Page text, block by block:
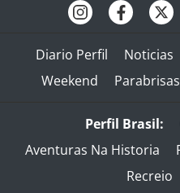
Diario Perfil Noticias
Weekend
Parabrisas
Perfil Brasil:
Aventuras Na Historia
Recreio